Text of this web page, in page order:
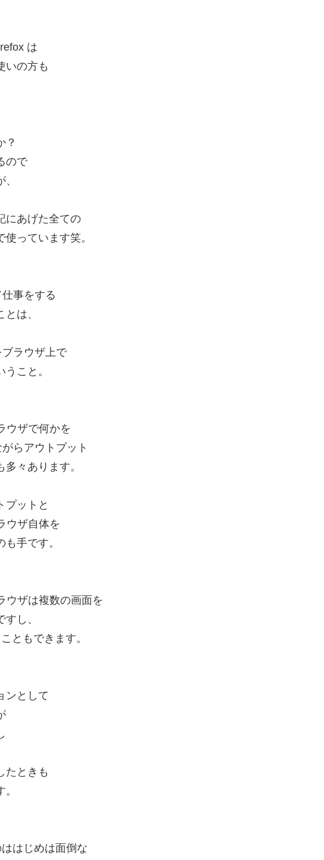
は
の方も
ので
あげた全ての
っています笑。
事をする
は、
ラウザ上で
こと。
ザで何かを
らアウトプット
々あります。
ットと
ザ自体を
手です。
ザは複数の画面を
し、
もできます。
として
ときも
はじめは面倒な